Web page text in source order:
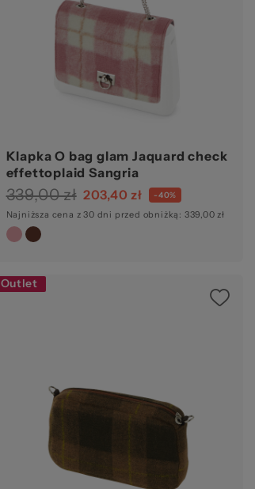
Klapka O bag glam Jaquard check
effettoplaid Sangria
339,00 zł 203,40 zł -40%
Najniższa cena z 30 dni przed obniżką: 339,00 zł
Outlet